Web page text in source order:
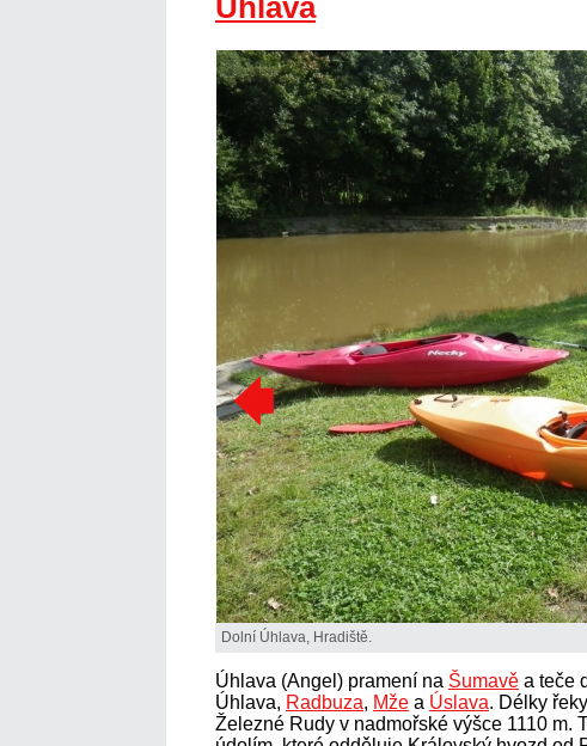
Úhlava
Dolní Úhlava, Hradiště.
Úhlava (Angel) pramení na Šumavě a teče
Úhlava, Radbuza, Mže a Úslava. Délky
Železné Rudy v nadmořské výšce 1110 m.